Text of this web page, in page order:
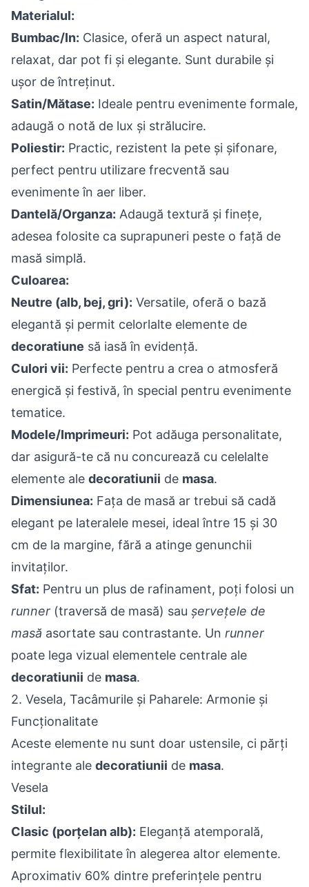
Materialul:
Bumbac/In: Clasice, oferă un aspect natural,
relaxat, dar pot fi și elegante. Sunt durabile și
ușor de întreținut.
Satin/Mătase: Ideale pentru evenimente formale,
adaugă o notă de lux și strălucire.
Poliestir: Practic, rezistent la pete și șifonare,
perfect pentru utilizare frecventă sau
evenimente în aer liber.
Dantelă/Organza: Adaugă textură și finețe,
adesea folosite ca suprapuneri peste o față de
masă simplă.
Culoarea:
Neutre (alb, bej, gri): Versatile, oferă o bază
elegantă și permit celorlalte elemente de
decoratiune să iasă în evidență.
Culori vii: Perfecte pentru a crea o atmosferă
energică și festivă, în special pentru evenimente
tematice.
Modele/Imprimeuri: Pot adăuga personalitate,
dar asigură-te că nu concurează cu celelalte
elemente ale decoratiunii de masa.
Dimensiunea: Fața de masă ar trebui să cadă
elegant pe lateralele mesei, ideal între 15 și 30
cm de la margine, fără a atinge genunchii
invitaților.
Sfat: Pentru un plus de rafinament, poți folosi un
runner (traversă de masă) sau șervețele de
masă asortate sau contrastante. Un runner
poate lega vizual elementele centrale ale
decoratiunii de masa.
2. Vesela, Tacâmurile și Paharele: Armonie și
Funcționalitate
Aceste elemente nu sunt doar ustensile, ci părți
integrante ale decoratiunii de masa.
Vesela
Stilul:
Clasic (porțelan alb): Eleganță atemporală,
permite flexibilitate în alegerea altor elemente.
Aproximativ 60% dintre preferințele pentru